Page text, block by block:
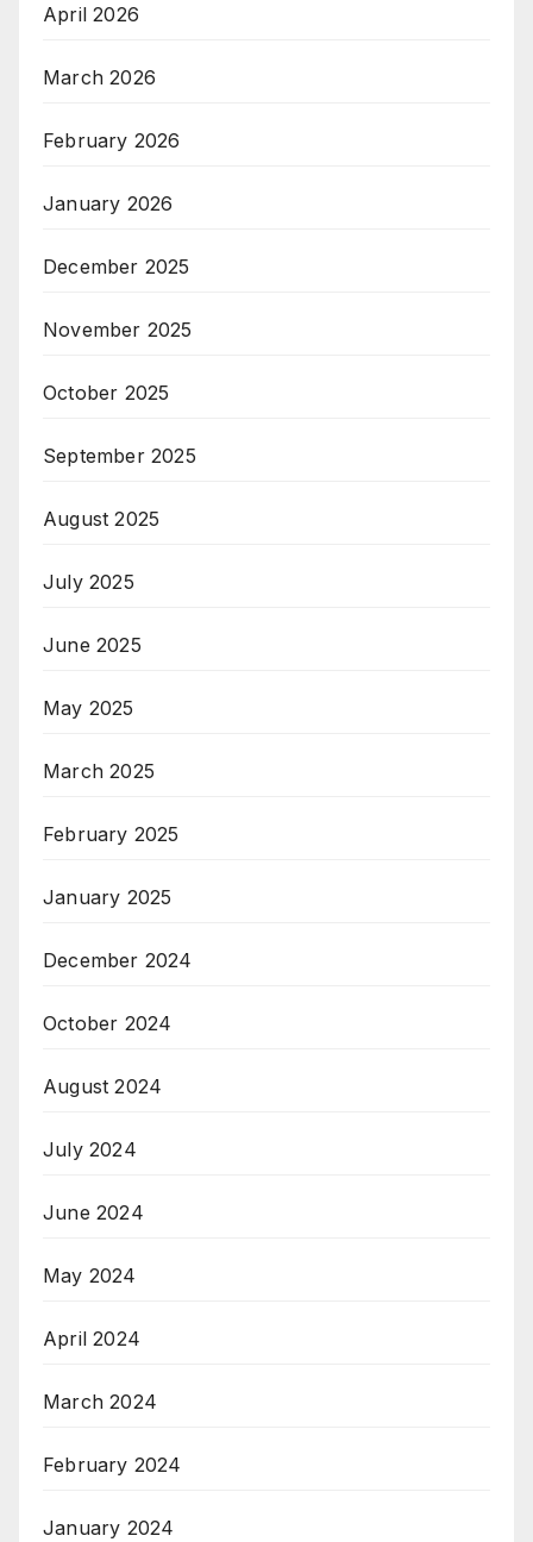
April 2026
March 2026
February 2026
January 2026
December 2025
November 2025
October 2025
September 2025
August 2025
July 2025
June 2025
May 2025
March 2025
February 2025
January 2025
December 2024
October 2024
August 2024
July 2024
June 2024
May 2024
April 2024
March 2024
February 2024
January 2024